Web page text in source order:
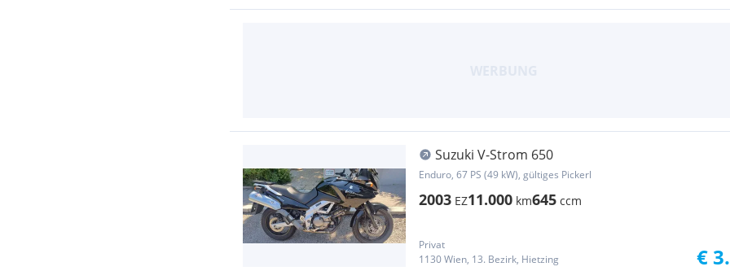
Suzuki V-Strom 650
Enduro, 67 PS (49 kW), gültiges Pickerl
2003 EZ11.000 km645 ccm
Privat
1130 Wien, 13. Bezirk, Hietzing
€